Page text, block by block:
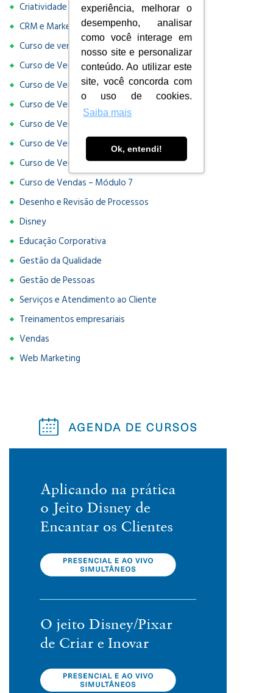
experiência, melhorar o
desempenho, analisar
como você interage em
nosso site e personalizar
conteúdo. Ao utilizar este
site, você concorda com
o uso de cookies.
Saiba mais
Ok, entendi!
Criatividade e Inovação
CRM e Marketing
Curso de vendas
Curso de Vendas – Módulo 1
Curso de Vendas – Módulo 2
Curso de Vendas – Módulo 3
Curso de Vendas – Módulo 4
Curso de Vendas – Módulo 5
Curso de Vendas – Módulo 6
Curso de Vendas – Módulo 7
Desenho e Revisão de Processos
Disney
Educação Corporativa
Gestão da Qualidade
Gestão de Pessoas
Serviços e Atendimento ao Cliente
Treinamentos empresariais
Vendas
Web Marketing